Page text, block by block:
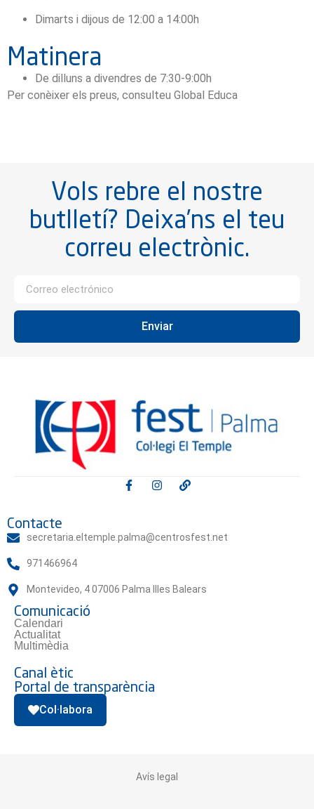
Dimarts i dijous de 12:00 a 14:00h
Matinera
De dilluns a divendres de 7:30-9:00h
Per conèixer els preus, consulteu Global Educa
Vols rebre el nostre
butlletí? Deixa’ns el teu
correu electrònic.
Enviar
Contacte
secretaria.eltemple.palma@centrosfest.net
971466964
Montevideo, 4 07006 Palma Illes Balears
Comunicació
Calendari
Actualitat
Multimèdia
Canal ètic
Portal de transparència
Col·labora
Avís legal